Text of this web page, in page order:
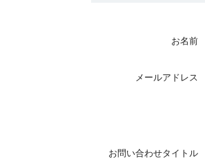
お名前
メールアドレス
お問い合わせタイトル